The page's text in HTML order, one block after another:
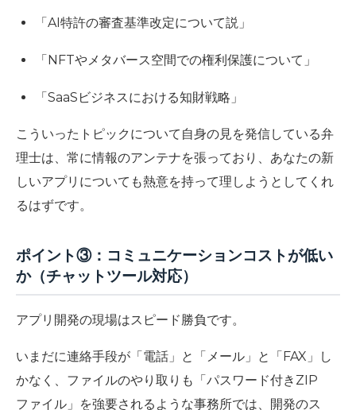
「AI特許の審査基準改定について説」
「NFTやメタバース空間での権利保護について」
「SaaSビジネスにおける知財戦略」
こういったトピックについて自身の見を発信している弁
理士は、常に情報のアンテナを張っており、あなたの新
しいアプリについても熱意を持って理しようとしてくれ
るはずです。
ポイント③：コミュニケーションコストが低い
か（チャットツール対応）
アプリ開発の現場はスピード勝負です。
いまだに連絡手段が「電話」と「メール」と「FAX」し
かなく、ファイルのやり取りも「パスワード付きZIP
ファイル」を強要されるような事務所では、開発のス